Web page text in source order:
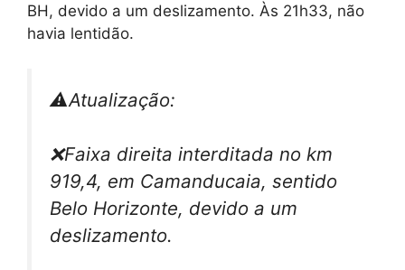
BH, devido a um deslizamento. Às 21h33, não
havia lentidão.
⚠Atualização:
❌Faixa direita interditada no km
919,4, em Camanducaia, sentido
Belo Horizonte, devido a um
deslizamento.